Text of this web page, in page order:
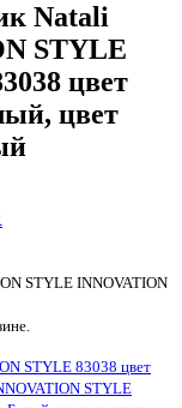
Natali
STYLE
цвет
цвет
STYLE INNOVATION
STYLE 83038 цвет
STYLE